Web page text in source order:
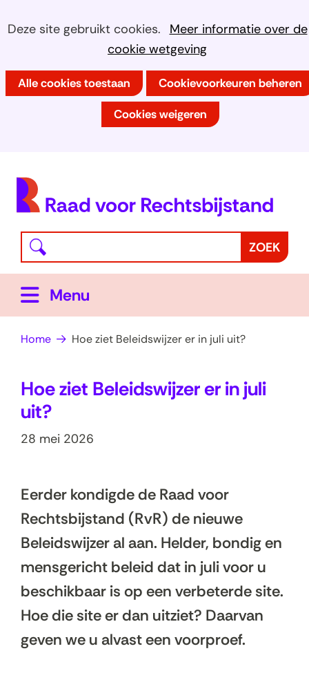
Cookies
Deze site gebruikt cookies.
Meer informatie over de
cookie wetgeving
Hier
het
gebruik
website
worden
toegestaan
Alle cookies toestaan Cookievoorkeuren beheren
Cookies weigeren
naar
de
inhoud
Waar
bent
naar
op
zoek?
ZOEK
Menu
Home Hoe ziet Beleidswijzer er in juli uit?
Hoe ziet Beleidswijzer er in juli
uit?
28 mei 2026
Eerder kondigde de Raad voor
Rechtsbijstand (RvR) de nieuwe
Beleidswijzer al aan. Helder, bondig en
mensgericht beleid dat in juli voor u
beschikbaar is op een verbeterde site.
Hoe die site er dan uitziet? Daarvan
geven we u alvast een voorproef.